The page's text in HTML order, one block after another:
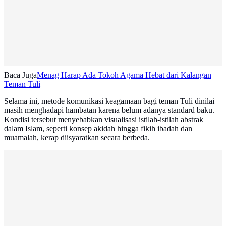
Baca JugaMenag Harap Ada Tokoh Agama Hebat dari Kalangan
Teman Tuli
Selama ini, metode komunikasi keagamaan bagi teman Tuli dinilai
masih menghadapi hambatan karena belum adanya standard baku.
Kondisi tersebut menyebabkan visualisasi istilah-istilah abstrak
dalam Islam, seperti konsep akidah hingga fikih ibadah dan
muamalah, kerap diisyaratkan secara berbeda.